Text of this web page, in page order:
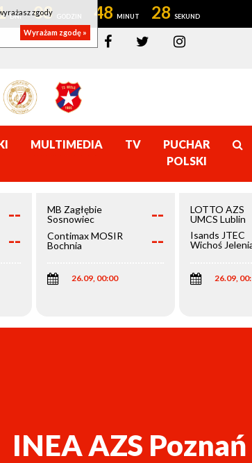
08 48 28
MULTIMEDIA TV
PUCHAR
POLSKI
--
--
MB Zagłębie
Sosnowiec
--
Contimax MOSIR
Bochnia
--
26.09, 00:00
LOTTO AZS
UMCS Lublin
Isands JTEC
Wichoś
26.09,
INEA AZS Poznań
zgody
Wyrażam zgodę »